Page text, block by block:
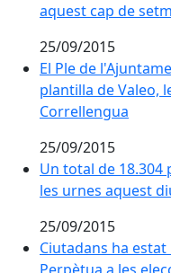
aquest cap de
25/09/2015
El Ple de
El Ple de
plantilla de Valeo,
Correllengua
25/09/2015
Un total de
Un total de 18.304
les urnes aquest
25/09/2015
Ciutadans ha
Ciutadans ha